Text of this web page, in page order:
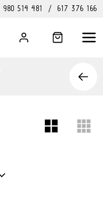
980 514 481 / 617 376 166